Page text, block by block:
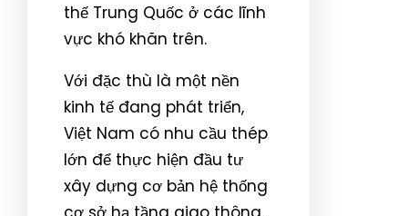
thế Trung Quốc ở các lĩnh
vực khó khăn trên.
Với đặc thù là một nền
kinh tế đang phát triển,
Việt Nam có nhu cầu thép
lớn để thực hiện đầu tư
xây dựng cơ bản hệ thống